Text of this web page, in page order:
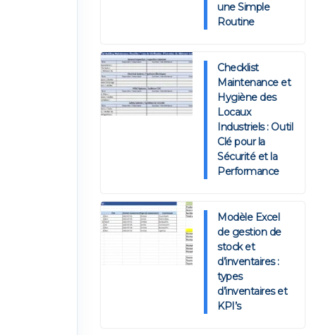
une Simple
Routine
Checklist
Maintenance et
Hygiène des
Locaux
Industriels : Outil
Clé pour la
Sécurité et la
Performance
Modèle Excel
de gestion de
stock et
d’inventaires :
types
d’inventaires et
KPI’s